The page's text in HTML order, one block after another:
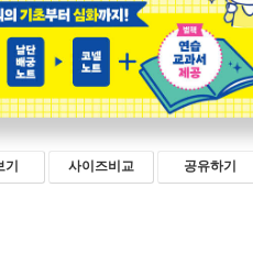
사이즈비교 공유하기